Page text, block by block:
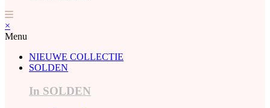
×
Menu
NIEUWE COLLECTIE
SOLDEN
In SOLDEN